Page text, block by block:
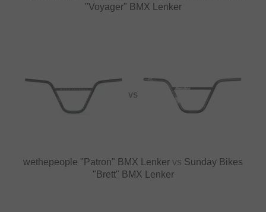
"Voyager" BMX Lenker
VS
wethepeople "Patron" BMX Lenker vs Sunday Bikes
"Brett" BMX Lenker